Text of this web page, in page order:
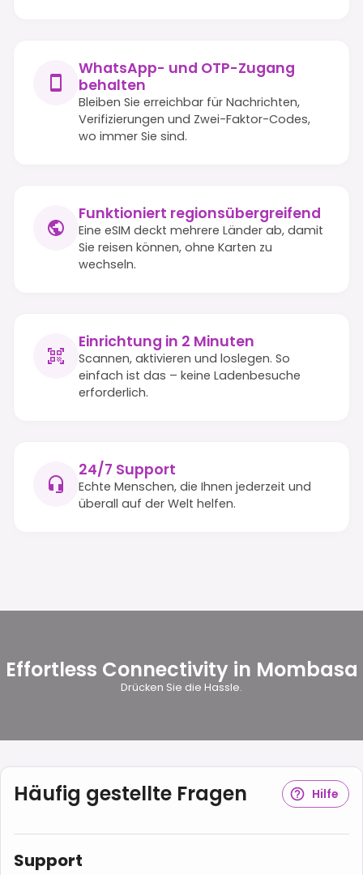
WhatsApp- und OTP-Zugang
behalten
Bleiben Sie erreichbar für Nachrichten,
Verifizierungen und Zwei-Faktor-Codes,
wo immer Sie sind.
Funktioniert regionsübergreifend
Eine eSIM deckt mehrere Länder ab, damit
Sie reisen können, ohne Karten zu
wechseln.
Einrichtung in 2 Minuten
Scannen, aktivieren und loslegen. So
einfach ist das – keine Ladenbesuche
erforderlich.
24/7 Support
Echte Menschen, die Ihnen jederzeit und
überall auf der Welt helfen.
Effortless Connectivity in Mombasa
Drücken Sie die Hassle.
Häufig gestellte Fragen Hilfe
Support